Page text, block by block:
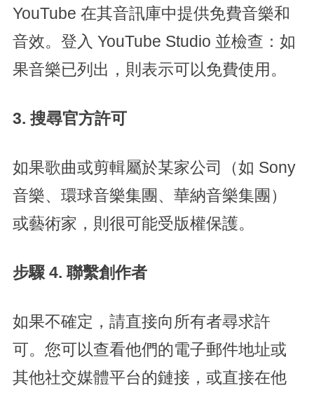
YouTube 在其音訊庫中提供免費音樂和
音效。登入 YouTube Studio 並檢查：如
果音樂已列出，則表示可以免費使用。
3. 搜尋官方許可
如果歌曲或剪輯屬於某家公司（如 Sony
音樂、環球音樂集團、華納音樂集團）
或藝術家，則很可能受版權保護。
步驟 4. 聯繫創作者
如果不確定，請直接向所有者尋求許
可。您可以查看他們的電子郵件地址或
其他社交媒體平台的鏈接，或直接在他